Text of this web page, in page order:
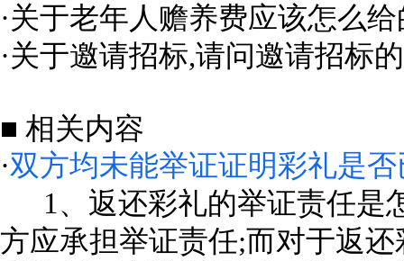
·关于老年人赡养费应该怎么
·关于邀请招标,请问邀请招标
■ 相关内容
·双方均未能举证证明彩礼是
1、返还彩礼的举证责任是
方应承担举证责任;而对于返